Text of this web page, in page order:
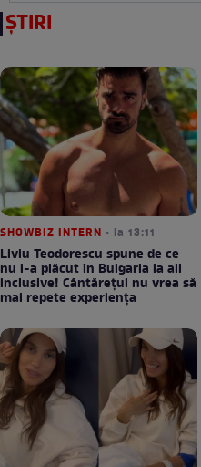
ȘTIRI
SHOWBIZ INTERN • la 13:11
Liviu Teodorescu spune de ce
nu i-a plăcut în Bulgaria la all
inclusive! Cântărețul nu vrea să
mai repete experiența